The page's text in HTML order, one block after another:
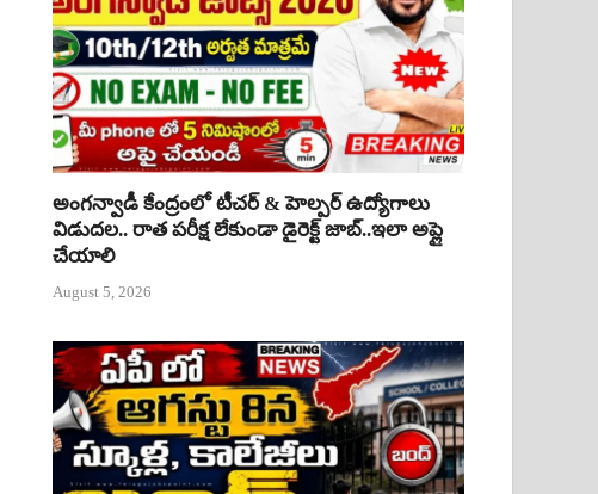
అంగన్వాడీ కేంద్రంలో టీచర్ & హెల్పర్ ఉద్యోగాలు
విడుదల.. రాత పరీక్ష లేకుండా డైరెక్ట్ జాబ్..ఇలా అప్లై
చేయాలి
August 5, 2026